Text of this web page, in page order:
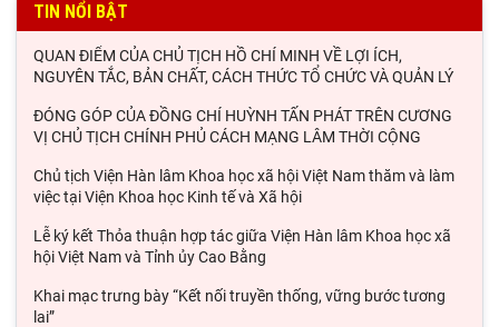
TIN NỔI BẬT
QUAN ĐIỂM CỦA CHỦ TỊCH HỒ CHÍ MINH VỀ LỢI ÍCH,
NGUYÊN TẮC, BẢN CHẤT, CÁCH THỨC TỔ CHỨC VÀ QUẢN LÝ
ĐÓNG GÓP CỦA ĐỒNG CHÍ HUỲNH TẤN PHÁT TRÊN CƯƠNG
VỊ CHỦ TỊCH CHÍNH PHỦ CÁCH MẠNG LÂM THỜI CỘNG
Chủ tịch Viện Hàn lâm Khoa học xã hội Việt Nam thăm và làm
việc tại Viện Khoa học Kinh tế và Xã hội
Lễ ký kết Thỏa thuận hợp tác giữa Viện Hàn lâm Khoa học xã
hội Việt Nam và Tỉnh ủy Cao Bằng
Khai mạc trưng bày “Kết nối truyền thống, vững bước tương
lai”